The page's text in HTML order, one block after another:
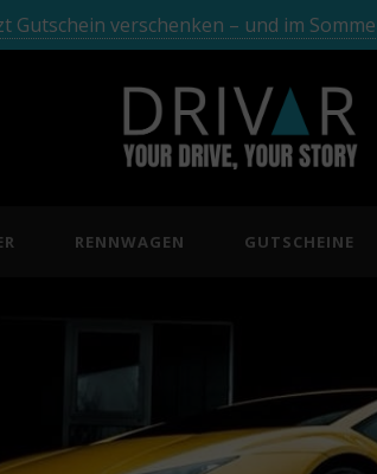
Gutschein verschenken – und im
RENNWAGEN GUTSCHEINE